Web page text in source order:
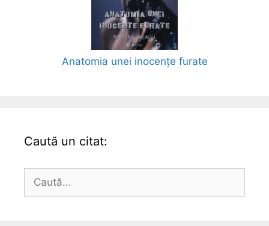
Anatomia unei inocențe furate
Caută un citat:
Caută